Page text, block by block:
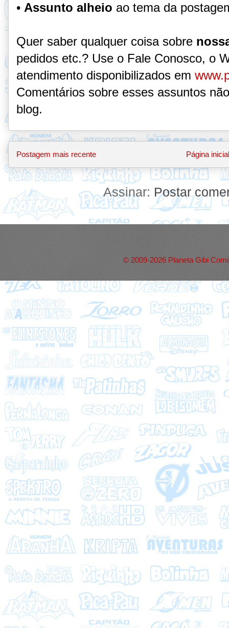
• Assunto alheio ao tema da
Quer saber qualquer coisa sobre
pedidos etc.? Use o Fale Conosco, o
atendimento disponibilizados em
Comentários sobre esses assuntos
blog.
Postagem mais recente Página inicial
Assinar: Postar
© 2009-2026 Planeta Gibi